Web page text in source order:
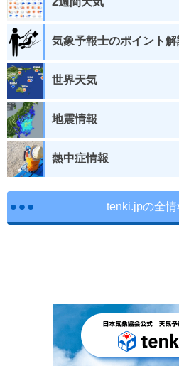
気象予報士のポイント解
世界天気
地震情報
熱中症情報
tenki.jpの全